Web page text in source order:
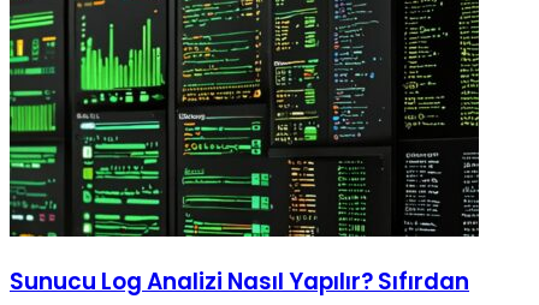
Sunucu Log Analizi Nasıl Yapılır? Sıfırdan